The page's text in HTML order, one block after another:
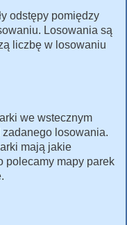
odstępy pomiędzy
Losowania są
liczbę w losowaniu
we wstecznym
zadanego losowania.
mają jakie
polecamy mapy parek